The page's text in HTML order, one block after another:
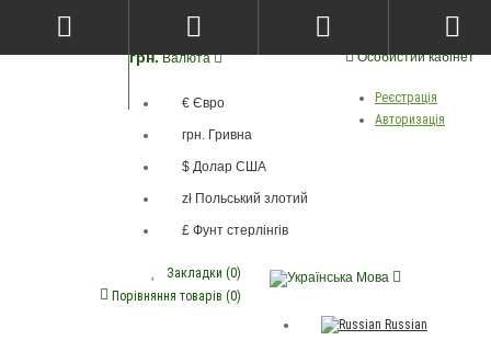
Особистий кабінет
Реєстрація
Авторизація
грн. Валюта
€ Євро
грн. Гривна
$ Долар США
zł Польський злотий
£ Фунт стерлінгів
Мова
Russian
Закладки (0)
Порівняння товарів (0)